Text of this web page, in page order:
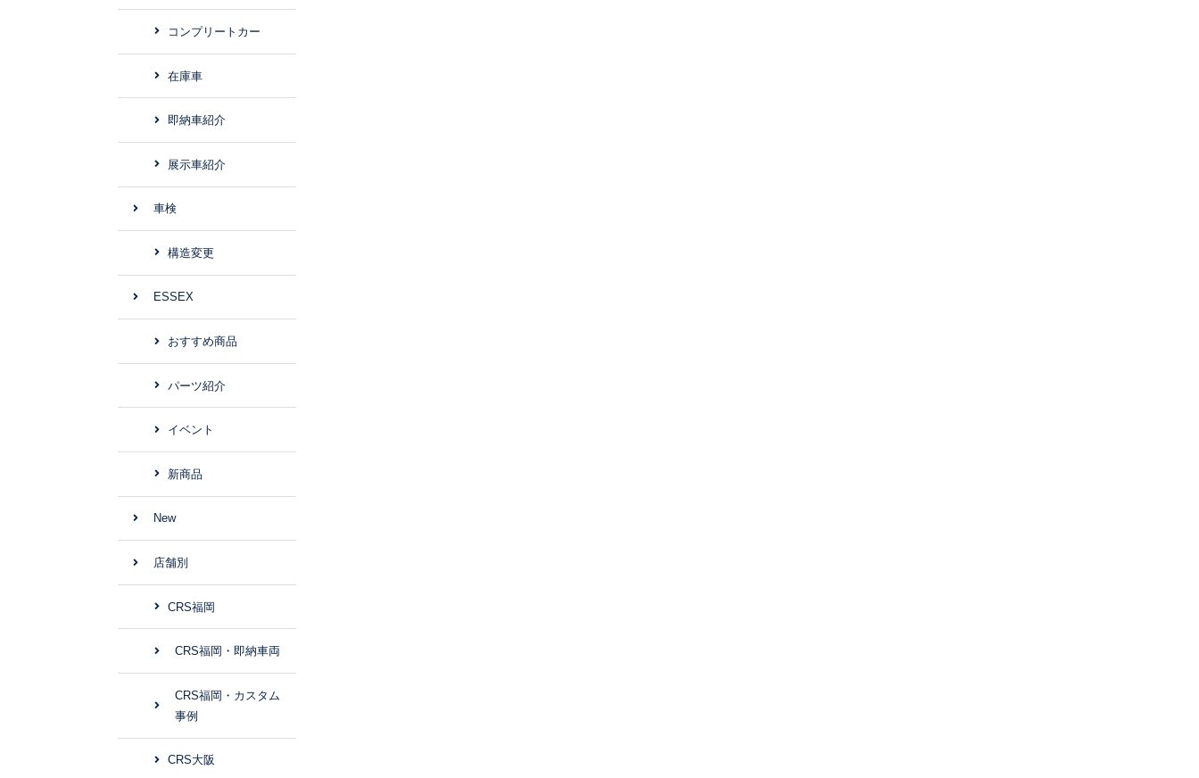
コンプリートカー
在庫車
即納車紹介
展示車紹介
車検
構造変更
ESSEX
おすすめ商品
パーツ紹介
イベント
新商品
New
店舗別
CRS福岡
CRS福岡・即納車両
CRS福岡・カスタム
事例
CRS大阪